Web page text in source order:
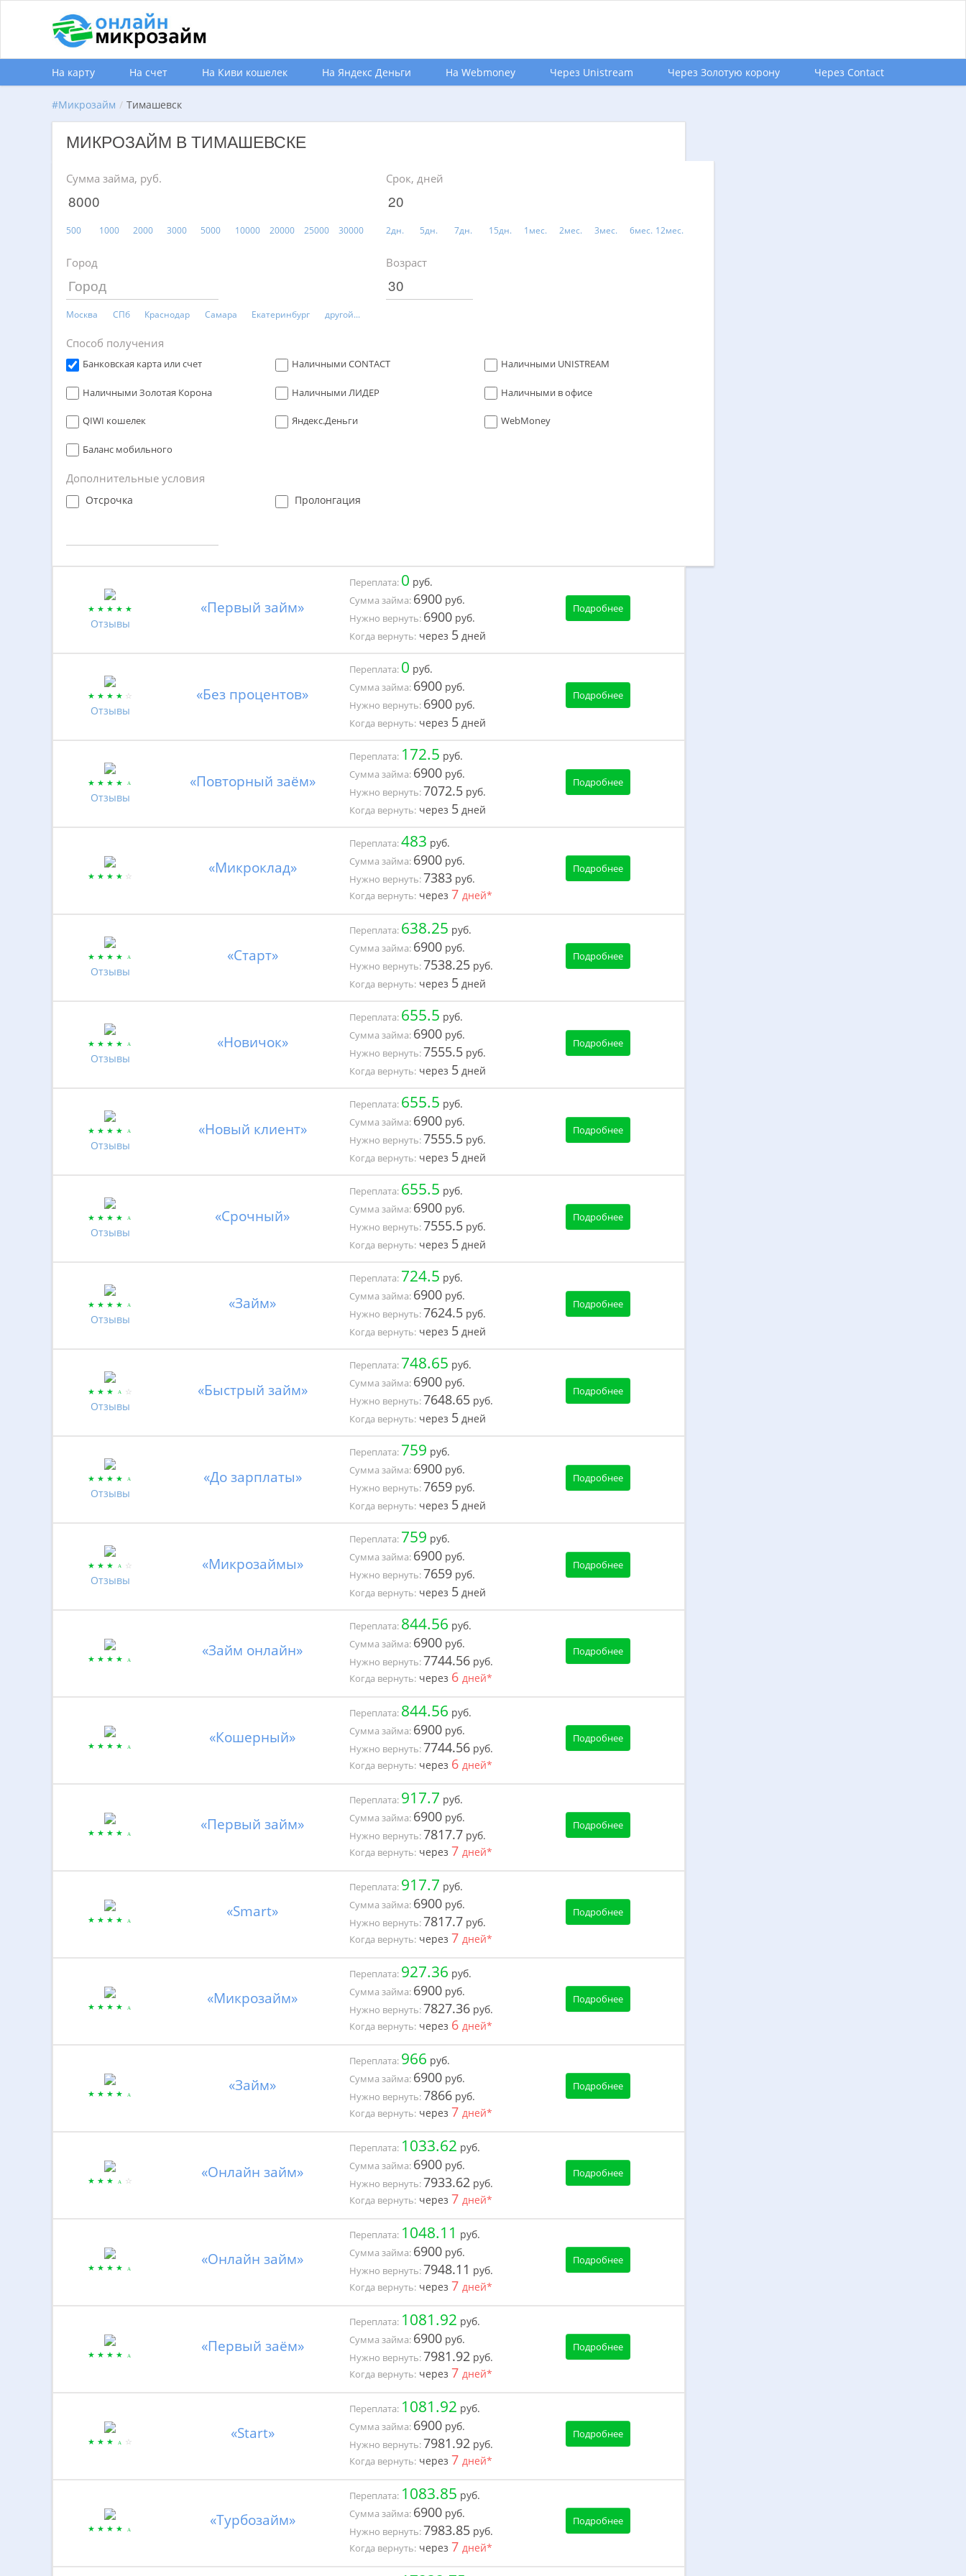
На карту На счет На Киви кошелек На Яндекс Деньги На Webmoney Через Unistream Через Золотую корону Через Contact
#Микрозайм / Тимашевск
МИКРОЗАЙМ В ТИМАШЕВСКЕ
Сумма займа, руб.
500 1000 2000 3000 5000 10000 20000 25000 30000
Срок, дней
2дн. 5дн. 7дн. 15дн. 1мес. 2мес. 3мес. 6мес. 12мес.
Город
Москва СПб Краснодар Самара Екатеринбург другой...
Возраст
Способ получения
Банковская карта или счет Наличными CONTACT Наличными UNISTREAM
Наличными Золотая Корона Наличными ЛИДЕР Наличными в офисе
QIWI кошелек Яндекс.Деньги WebMoney
Баланс мобильного
Дополнительные условия
Отсрочка Пролонгация
Отзывы
«Первый займ»
Переплата: 0 руб.
Сумма займа: 6900 руб.
Нужно вернуть: 6900 руб.
Когда вернуть: через 5 дней
Подробнее
Отзывы
«Без процентов»
Переплата: 0 руб.
Сумма займа: 6900 руб.
Нужно вернуть: 6900 руб.
Когда вернуть: через 5 дней
Подробнее
Отзывы
«Повторный заём»
Переплата: 172.5 руб.
Сумма займа: 6900 руб.
Нужно вернуть:7072.5 руб.
Когда вернуть: через 5 дней
Подробнее
«Микроклад»
Переплата:483 руб.
Сумма займа: 6900 руб.
Нужно вернуть:7383 руб.
Когда вернуть: через 7 дней*
Подробнее
Отзывы
«Старт»
Переплата: 638.25 руб.
Сумма займа: 6900 руб.
Нужно вернуть:7538.25 руб.
Когда вернуть: через 5 дней
Подробнее
Отзывы
«Новичок»
Переплата: 655.5 руб.
Сумма займа: 6900 руб.
Нужно вернуть:7555.5 руб.
Когда вернуть: через 5 дней
Подробнее
Отзывы
«Новый клиент»
Переплата: 655.5 руб.
Сумма займа: 6900 руб.
Нужно вернуть:7555.5 руб.
Когда вернуть: через 5 дней
Подробнее
Отзывы
«Срочный»
Переплата: 655.5 руб.
Сумма займа: 6900 руб.
Нужно вернуть:7555.5 руб.
Когда вернуть: через 5 дней
Подробнее
Отзывы
«Займ»
Переплата: 724.5 руб.
Сумма займа: 6900 руб.
Нужно вернуть:7624.5 руб.
Когда вернуть: через 5 дней
Подробнее
Отзывы
«Быстрый займ»
Переплата: 748.65 руб.
Сумма займа: 6900 руб.
Нужно вернуть:7648.65 руб.
Когда вернуть: через 5 дней
Подробнее
Отзывы
«До зарплаты»
Переплата: 759 руб.
Сумма займа: 6900 руб.
Нужно вернуть:7659 руб.
Когда вернуть: через 5 дней
Подробнее
Отзывы
«Микрозаймы»
Переплата: 759 руб.
Сумма займа: 6900 руб.
Нужно вернуть:7659 руб.
Когда вернуть: через 5 дней
Подробнее
«Займ онлайн»
Переплата: 844.56 руб.
Сумма займа: 6900 руб.
Нужно вернуть:7744.56 руб.
Когда вернуть: через 6 дней*
Подробнее
«Кошерный»
Переплата: 844.56 руб.
Сумма займа: 6900 руб.
Нужно вернуть:7744.56 руб.
Когда вернуть: через 6 дней*
Подробнее
«Первый займ»
Переплата: 917.7 руб.
Сумма займа: 6900 руб.
Нужно вернуть:7817.7 руб.
Когда вернуть: через 7 дней*
Подробнее
«Smart»
Переплата: 917.7 руб.
Сумма займа: 6900 руб.
Нужно вернуть:7817.7 руб.
Когда вернуть: через 7 дней*
Подробнее
«Микрозайм»
Переплата: 927.36 руб.
Сумма займа: 6900 руб.
Нужно вернуть:7827.36 руб.
Когда вернуть: через 6 дней*
Подробнее
«Займ»
Переплата: 966 руб.
Сумма займа: 6900 руб.
Нужно вернуть:7866 руб.
Когда вернуть: через 7 дней*
Подробнее
«Онлайн займ»
Переплата: 1033.62 руб.
Сумма займа: 6900 руб.
Нужно вернуть:7933.62 руб.
Когда вернуть: через 7 дней*
Подробнее
«Онлайн займ»
Переплата: 1048.11 руб.
Сумма займа: 6900 руб.
Нужно вернуть:7948.11 руб.
Когда вернуть: через 7 дней*
Подробнее
«Первый заём»
Переплата: 1081.92 руб.
Сумма займа: 6900 руб.
Нужно вернуть:7981.92 руб.
Когда вернуть: через 7 дней*
Подробнее
«Start»
Переплата: 1081.92 руб.
Сумма займа: 6900 руб.
Нужно вернуть:7981.92 руб.
Когда вернуть: через 7 дней*
Подробнее
«Турбозайм»
Переплата: 1083.85 руб.
Сумма займа: 6900 руб.
Нужно вернуть:7983.85 руб.
Когда вернуть: через 7 дней*
Подробнее